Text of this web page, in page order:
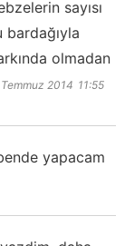
sayısı
bardağıyla
olmadan
2014 11:55
yapacam